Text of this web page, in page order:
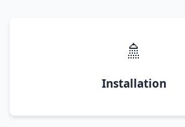
🚿
Installation